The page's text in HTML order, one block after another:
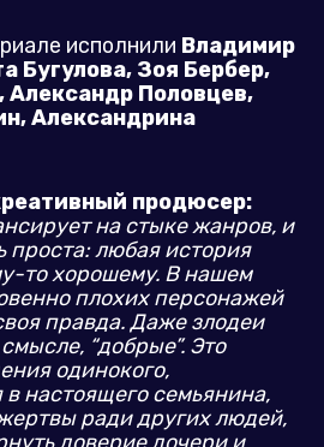
исполнили Владимир
Бугулова, Зоя Бербер,
Александр Половцев,
Александрина
продюсер:
на стыке жанров, и
проста: любая история
то хорошему. В нашем
плохих персонажей
правда. Даже злодеи
“добрые”. Это
одинокого,
в настоящего семьянина,
ради других людей,
доверие дочери и